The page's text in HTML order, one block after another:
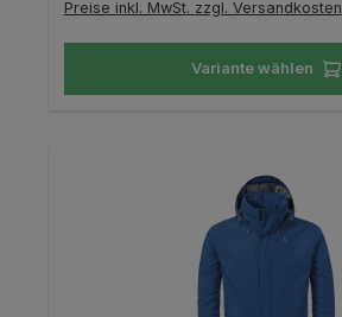
Preise inkl. MwSt. zzgl. Versandkosten
Variante wählen